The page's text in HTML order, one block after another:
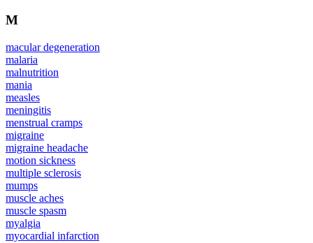
M
macular degeneration
malaria
malnutrition
mania
measles
meningitis
menstrual cramps
migraine
migraine headache
motion sickness
multiple sclerosis
mumps
muscle aches
muscle spasm
myalgia
myocardial infarction